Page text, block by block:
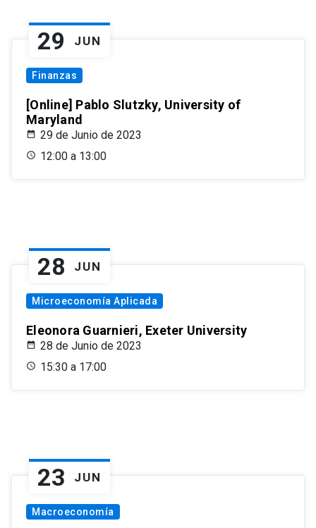
29 JUN
Finanzas
[Online] Pablo Slutzky, University of
Maryland
29 de Junio de 2023
12:00 a 13:00
28 JUN
Microeconomía Aplicada
Eleonora Guarnieri, Exeter University
28 de Junio de 2023
15:30 a 17:00
23 JUN
Macroeconomía